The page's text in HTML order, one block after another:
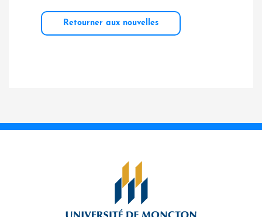
Retourner aux nouvelles